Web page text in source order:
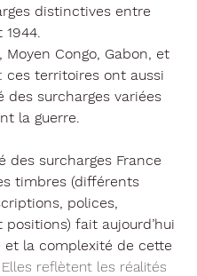
distinctives entre
1944.
Moyen Congo, Gabon, et
ces territoires ont aussi
des surcharges variées
la guerre.
des surcharges France
timbres (différents
polices,
positions) fait aujourd’hui
et la complexité de cette
Elles reflètent les réalités